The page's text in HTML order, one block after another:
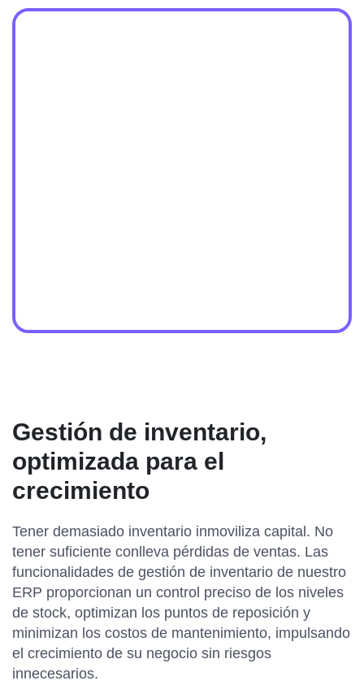
Gestión de inventario,
optimizada para el
crecimiento
Tener demasiado inventario inmoviliza capital. No
tener suficiente conlleva pérdidas de ventas. Las
funcionalidades de gestión de inventario de nuestro
ERP proporcionan un control preciso de los niveles
de stock, optimizan los puntos de reposición y
minimizan los costos de mantenimiento, impulsando
el crecimiento de su negocio sin riesgos
innecesarios.